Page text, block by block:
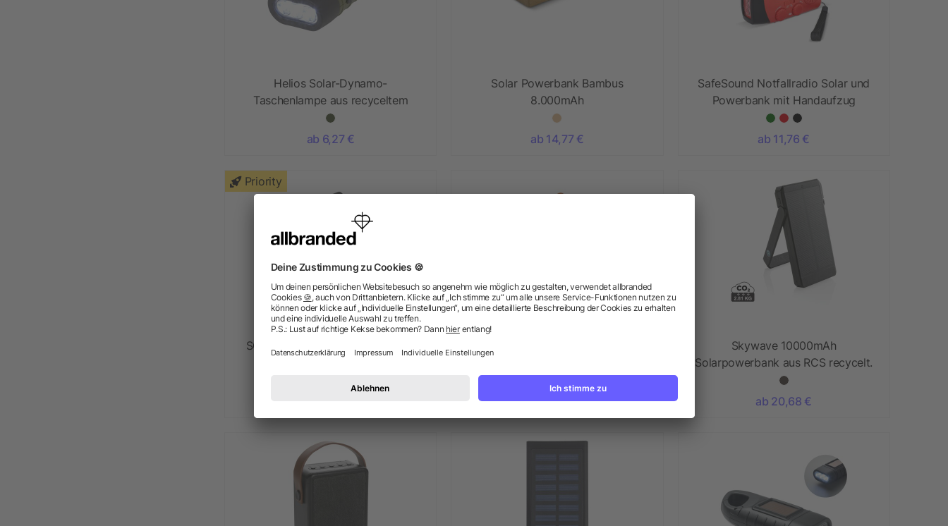
Helios Solar-Dynamo-
Taschenlampe aus recyceltem
Kunststoff mit Karabinerhaken
ab 6,27 €
Solar Powerbank Bambus
8.000mAh
ab 14,77 €
SafeSound Notfallradio Solar und
Powerbank mit Handaufzug
ab 11,76 €
Priority
SCX.design P30 8000 mAh Solar
Powerbank mit Leuchtlogo
ab 30,20 €
Skywave 10000mAh
Solarpowerbank aus RCS recycelt.
Kunststoff
ab 20,68 €